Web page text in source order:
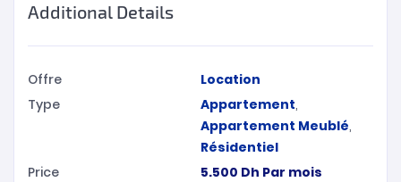
Additional Details
Offre
Location
Type
Appartement,
Appartement Meublé,
Résidentiel
Price
5.500 Dh Par mois